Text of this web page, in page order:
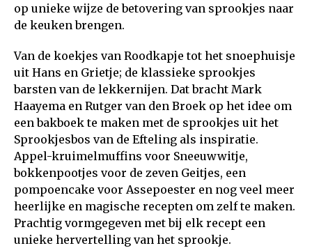
op unieke wijze de betovering van sprookjes naar
de keuken brengen.
Van de koekjes van Roodkapje tot het snoephuisje
uit Hans en Grietje; de klassieke sprookjes
barsten van de lekkernijen. Dat bracht Mark
Haayema en Rutger van den Broek op het idee om
een bakboek te maken met de sprookjes uit het
Sprookjesbos van de Efteling als inspiratie.
Appel-kruimelmuffins voor Sneeuwwitje,
bokkenpootjes voor de zeven Geitjes, een
pompoencake voor Assepoester en nog veel meer
heerlijke en magische recepten om zelf te maken.
Prachtig vormgegeven met bij elk recept een
unieke hervertelling van het sprookje.